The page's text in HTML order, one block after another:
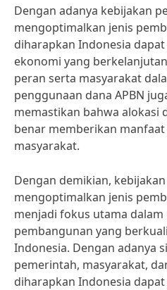
Dengan adanya kebijakan
mengoptimalkan jenis
diharapkan Indonesia
ekonomi yang
peran serta masyarakat
penggunaan dana APBN
memastikan bahwa alokasi
benar memberikan
masyarakat.
Dengan demikian,
mengoptimalkan jenis
menjadi fokus utama dalam
pembangunan yang
Indonesia. Dengan adanya
pemerintah, masyarakat,
diharapkan Indonesia